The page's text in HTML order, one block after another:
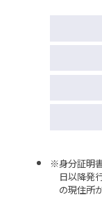
身分証明
日以降発
の現住所